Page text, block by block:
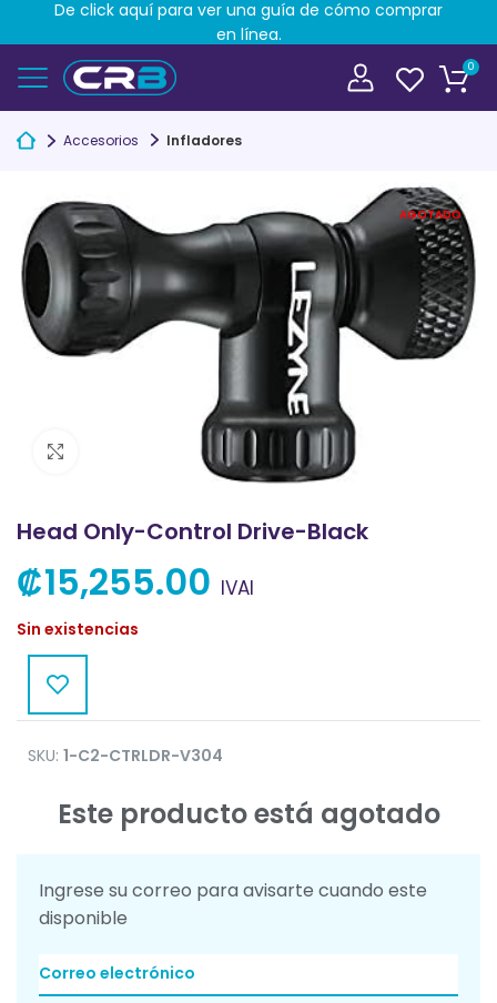
0
Accesorios Infladores
AGOTADO
Clic para ampliar
Head Only-Control Drive-Black
₡15,255.00 IVAI
Sin existencias
SKU: 1-C2-CTRLDR-V304
Este producto está agotado
Ingrese su correo para avisarte cuando este
disponible
De click aquí para ver una guía de cómo comprar
en línea.